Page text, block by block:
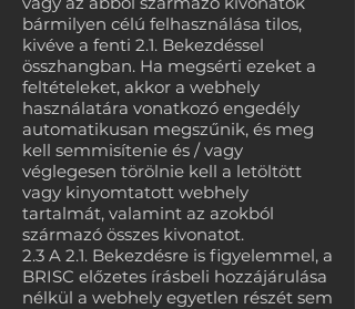
bármilyen célú felhasználása tilos,
kivéve a fenti 2.1. Bekezdéssel
összhangban. Ha megsérti ezeket a
feltételeket, akkor a webhely
használatára vonatkozó engedély
automatikusan megszűnik, és meg
kell semmisítenie és / vagy
véglegesen törölnie kell a letöltött
vagy kinyomtatott webhely
tartalmát, valamint az azokból
származó összes kivonatot.
2.3 A 2.1. Bekezdésre is figyelemmel, a
BRISC előzetes írásbeli hozzájárulása
nélkül a webhely egyetlen részét sem